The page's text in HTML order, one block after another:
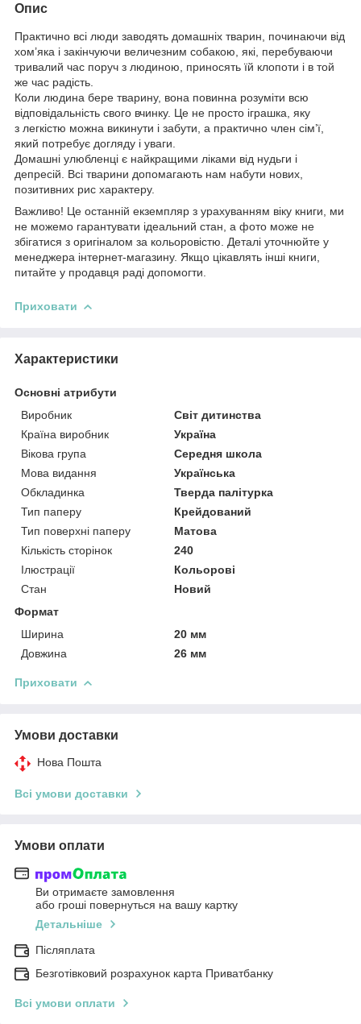
Опис
Практично всі люди заводять домашніх тварин, починаючи від
хом’яка і закінчуючи величезним собакою, які, перебуваючи
тривалий час поруч з людиною, приносять їй клопоти і в той
же час радість.
Коли людина бере тварину, вона повинна розуміти всю
відповідальність свого вчинку. Це не просто іграшка, яку
з легкістю можна викинути і забути, а практично член сім’ї,
який потребує догляду і уваги.
Домашні улюбленці є найкращими ліками від нудьги і
депресій. Всі тварини допомагають нам набути нових,
позитивних рис характеру.
Важливо! Це останній екземпляр з урахуванням віку книги, ми
не можемо гарантувати ідеальний стан, а фото може не
збігатися з оригіналом за кольоровістю. Деталі уточнюйте у
менеджера інтернет-магазину. Якщо цікавлять інші книги,
питайте у продавця раді допомогти.
Приховати
Характеристики
Основні атрибути
Виробник
Світ дитинства
Країна виробник
Україна
Вікова група
Середня школа
Мова видання
Українська
Обкладинка
Тверда палітурка
Тип паперу
Крейдований
Тип поверхні паперу
Матова
Кількість сторінок
240
Ілюстрації
Кольорові
Стан
Новий
Формат
Ширина
20 мм
Довжина
26 мм
Приховати
Умови доставки
Нова Пошта
Всі умови доставки
Умови оплати
Ви отримаєте замовлення
або гроші повернуться на вашу картку
Детальніше
Післяплата
Безготівковий розрахунок карта Приватбанку
Всі умови оплати